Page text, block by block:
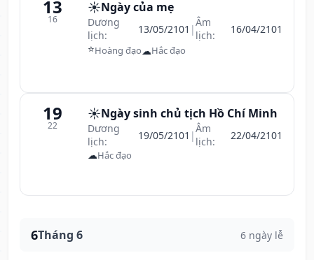
13
16
☀️Ngày của mẹ
Dương
lịch:
13/05/2101 |Âm
lịch:
16/04/2101
⭐Hoàng đạo☁Hắc đạo
19
22
☀️Ngày sinh chủ tịch Hồ Chí Minh
Dương
lịch:
19/05/2101 |Âm
lịch:
22/04/2101
☁Hắc đạo
6Tháng 6 6 ngày lễ